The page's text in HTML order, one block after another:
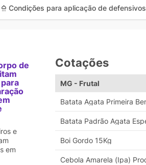
Condições para aplicação de defensivos
de
e
em
Cotações
MG - Frutal
Batata Agata Primeira
Batata Padrão Agata
Boi Gordo 15Kg
Cebola Amarela (Ipa)